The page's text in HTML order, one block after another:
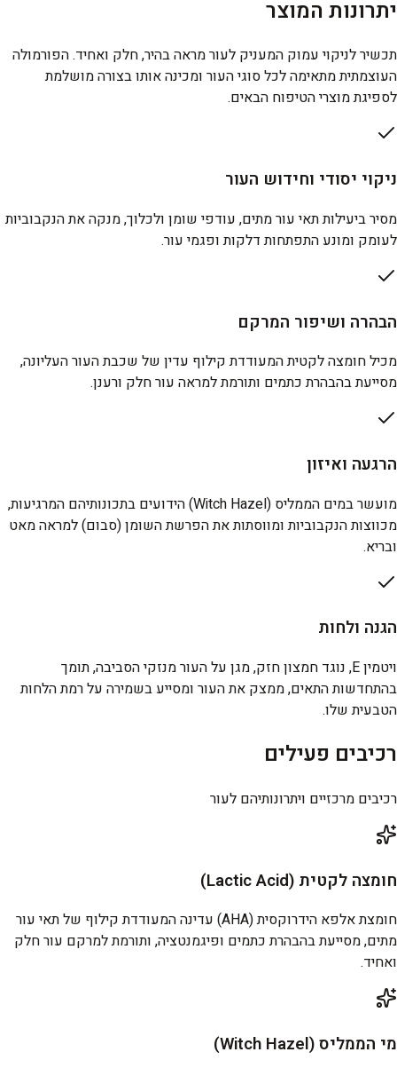
יתרונות המוצר
תכשיר לניקוי עמוק המעניק לעור מראה בהיר, חלק ואחיד. הפורמולה
העוצמתית מתאימה לכל סוגי העור ומכינה אותו בצורה מושלמת
לספיגת מוצרי הטיפוח הבאים.
ניקוי יסודי וחידוש העור
מסיר ביעילות תאי עור מתים, עודפי שומן ולכלוך, מנקה את הנקבוביות
לעומק ומונע התפתחות דלקות ופגמי עור.
הבהרה ושיפור המרקם
מכיל חומצה לקטית המעודדת קילוף עדין של שכבת העור העליונה,
מסייעת בהבהרת כתמים ותורמת למראה עור חלק ורענן.
הרגעה ואיזון
מועשר במים הממליס (Witch Hazel) הידועים בתכונותיהם המרגיעות,
מכווצות הנקבוביות ומווסתות את הפרשת השומן (סבום) למראה מאט
ובריא.
הגנה ולחות
ויטמין E, נוגד חמצון חזק, מגן על העור מנזקי הסביבה, תומך
בהתחדשות התאים, ממצק את העור ומסייע בשמירה על רמת הלחות
הטבעית שלו.
רכיבים פעילים
רכיבים מרכזיים ויתרונותיהם לעור
חומצה לקטית (Lactic Acid)
חומצת אלפא הידרוקסית (AHA) עדינה המעודדת קילוף של תאי עור
מתים, מסייעת בהבהרת כתמים ופיגמנטציה, ותורמת למרקם עור חלק
ואחיד.
מי הממליס (Witch Hazel)